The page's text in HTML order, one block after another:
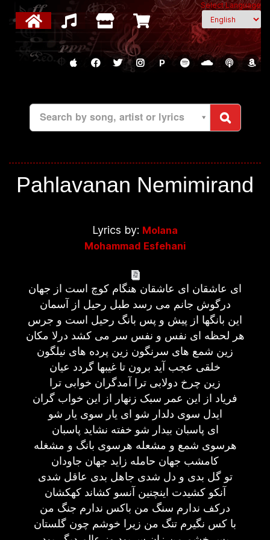
Select Language
P
Search by song, artist or lyrics
Pahlavanan Nemimirand
Lyrics by: Molana
Mohammad Esfehani
ای عاشقان ای عاشقان هنگام کوچ است از جهان
درگوش جانم می رسد طبل رحیل از آسمان
این بانگها از پیش و پس بانگ رحیل است و جرس
هر لحظه ای نفس و نفس سر می کشد درلا مکان
زین شمع های سرنگون زین پرده های نیلگون
خلقی عجب آید برون تا غیبها گردد عیان
زین چرخ دولابی ترا آمدگران خوابی ترا
فریاد از این عمر سبک زنهار از این خواب گران
ایدل سوی دلدار شو ای یار سوی یار شو
ای پاسبان بیدار شو خفته نشاید پاسبان
هرسوی شمع و مشعله هرسوی بانگ و مشغله
کامشب جهان حامله زاید جهان جاودان
تو گل بدی و دل شدی جاهل بدی عاقل شدی
آنکو کشیدت اینچنین آنسو کشاند کهکشان
درکف ندارم سنگ من باکس ندارم جنگ من
با کس نگیرم تنگ من زیرا خوشم چون گلستان